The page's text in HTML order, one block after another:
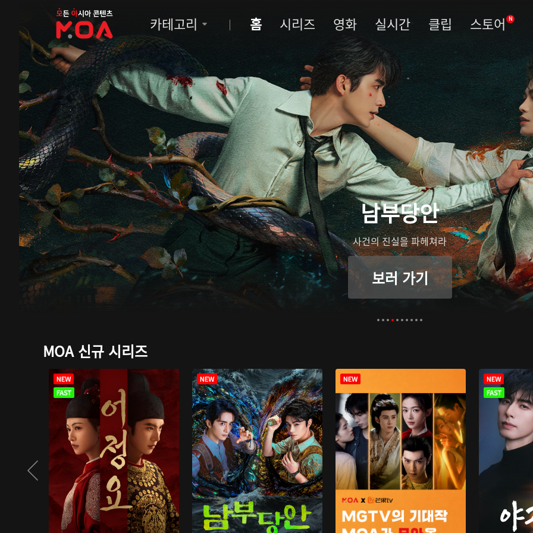
MOA
카테고리 홈 시리즈 영화 실시간 클립 스토어 N
우림령
관복을 벗고 진실을 베다
보러 가기
MOA 신규 시리즈